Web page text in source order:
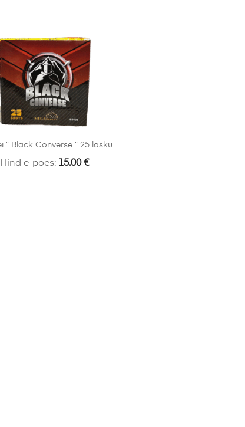
” Black Converse ” 25 lasku
Hind e-poes: 15.00€